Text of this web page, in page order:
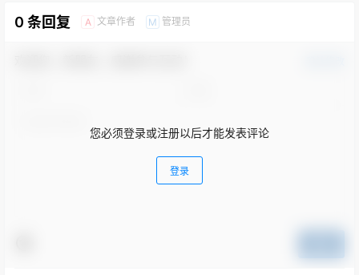
0 条回复 A 文章作者 M 管理员
您必须登录或注册以后才能发表评论
登录